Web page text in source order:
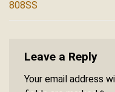
808SS
Leave a Reply
Your email address